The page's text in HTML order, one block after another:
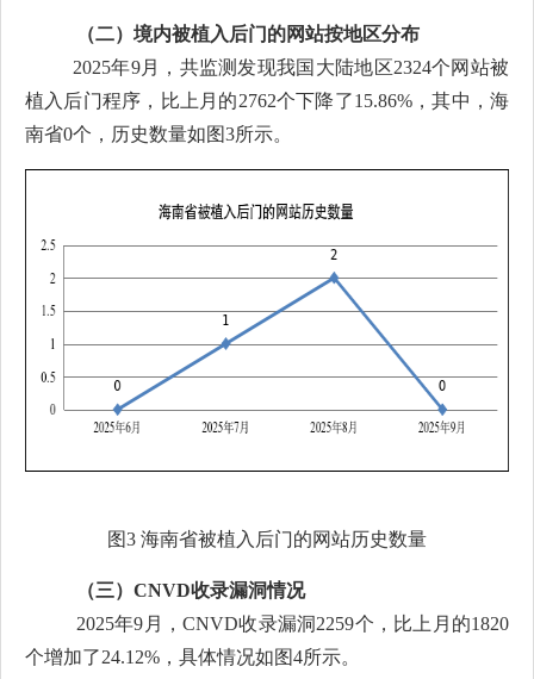
（二） 境内被植入后门的网站按地区分布
2025年9月 ，共监测发现我国大陆地区2324个网站被
植入后门程序，比上月的2762个下降了15.86%，其中，海
南省0个，历史数量如图3所示。
图3 海南省被植入后门的网站历史数量
（三） CNVD收录漏洞情况
2025年9月 ，CNVD收录漏洞2259个， 比上月的1820
个增加了24.12%， 具体情况如图4所示。